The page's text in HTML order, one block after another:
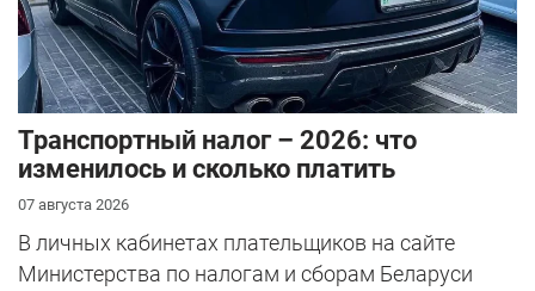
Транспортный налог – 2026: что
изменилось и сколько платить
07 августа 2026
В личных кабинетах плательщиков на сайте
Министерства по налогам и сборам Беларуси